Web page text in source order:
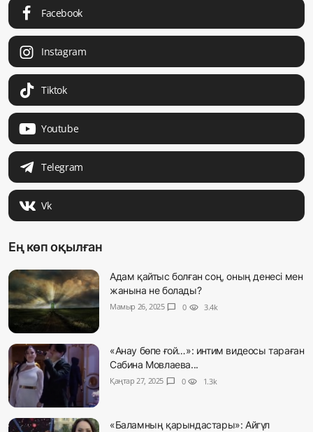
Facebook
Instagram
Tiktok
Youtube
Telegram
Vk
Ең көп оқылған
Адам қайтыс болған соң, оның денесі мен
жанына не болады?
Мамыр 26, 2025 chat_bubble 0 visibility 3.4k
«Анау бөпе ғой…»: интим видеосы тараған
Сабина Мовлаева...
Қаңтар 27, 2025 chat_bubble 0 visibility 1.3k
«Баламның қарындастары»: Айгүл